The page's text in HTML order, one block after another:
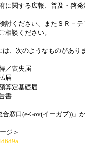
に関する広報、普及・啓
討ください、またＳＲ－テ
相談ください。
、次のようなものがあり
／喪失届
届
算定基礎届
書
窓口(e-Gov(イーガブ))」
ジ＞